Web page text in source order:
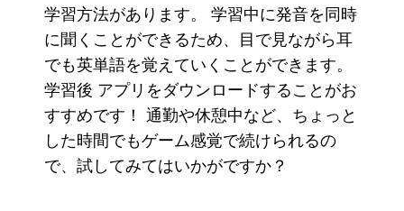
学習方法があります。 学習中に発音を同時
に聞くことができるため、目で見ながら耳
でも英単語を覚えていくことができます。
学習後 アプリをダウンロードすることがお
すすめです！ 通勤や休憩中など、ちょっと
した時間でもゲーム感覚で続けられるの
で、試してみてはいかがですか？